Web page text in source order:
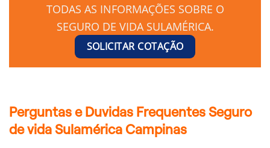
TODAS AS INFORMAÇÕES SOBRE O
SEGURO DE VIDA SULAMÉRICA.
SOLICITAR COTAÇÃO
Perguntas e Duvidas Frequentes Seguro
de vida Sulamérica Campinas